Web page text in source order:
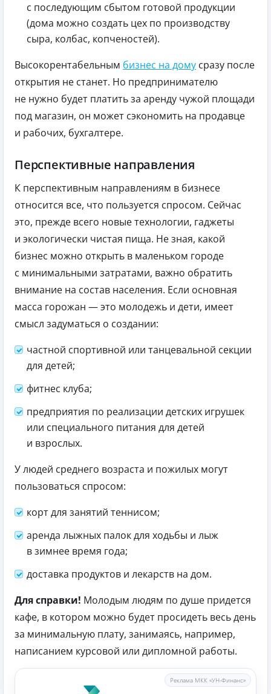
с последующим сбытом готовой продукции
(дома можно создать цех по производству
сыра, колбас, копченостей).
Высокорентабельным бизнес на дому сразу после
открытия не станет. Но предпринимателю
не нужно будет платить за аренду чужой площади
под магазин, он может сэкономить на продавце
и рабочих, бухгалтере.
Перспективные направления
К перспективным направлениям в бизнесе
относится все, что пользуется спросом. Сейчас
это, прежде всего новые технологии, гаджеты
и экологически чистая пища. Не зная, какой
бизнес можно открыть в маленьком городе
с минимальными затратами, важно обратить
внимание на состав населения. Если основная
масса горожан — это молодежь и дети, имеет
смысл задуматься о создании:
частной спортивной или танцевальной секции
для детей;
фитнес клуба;
предприятия по реализации детских игрушек
или специального питания для детей
и взрослых.
У людей среднего возраста и пожилых могут
пользоваться спросом:
корт для занятий теннисом;
аренда лыжных палок для ходьбы и лыж
в зимнее время года;
доставка продуктов и лекарств на дом.
Для справки! Молодым людям по душе придется
кафе, в котором можно будет просидеть весь день
за минимальную плату, занимаясь, например,
написанием курсовой или дипломной работы.
Реклама МКК «УН-Финанс»